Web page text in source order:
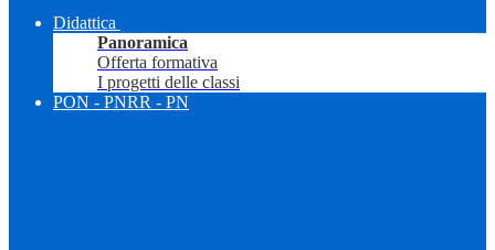
Didattica
Panoramica
Offerta formativa
I progetti delle classi
PON - PNRR - PN